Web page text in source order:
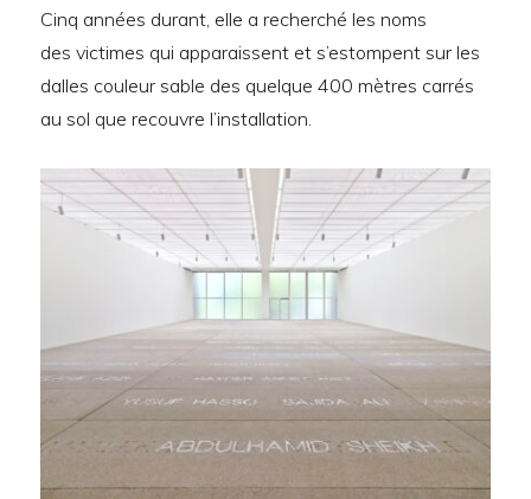
Cinq années durant, elle a recherché les noms
des victimes qui apparaissent et s’estompent sur les
dalles couleur sable des quelque 400 mètres carrés
au sol que recouvre l’installation.